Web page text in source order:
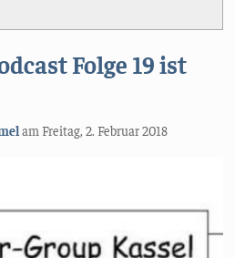
Folge 19 ist
amFreitag, 2. Februar 2018